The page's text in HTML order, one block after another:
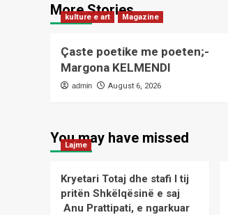
More Stories
kulture e art Magazine
Çaste poetike me poeten;-
Margona KELMENDI
admin August 6, 2026
You may have missed
Lajme
Kryetari Totaj dhe stafi I tij
pritën Shkëlqësinë e saj
Anu Prattipati, e ngarkuar